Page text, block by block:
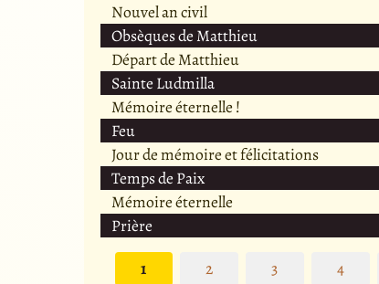
Nouvel an civil
Obsèques de Matthieu
Départ de Matthieu
Sainte Ludmilla
Mémoire éternelle !
Feu
Jour de mémoire et félicitations
Temps de Paix
Mémoire éternelle
Prière
1
2 3 4